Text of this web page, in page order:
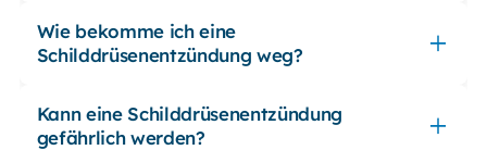
Wie bekomme ich eine
Schilddrüsenentzündung weg?
Kann eine Schilddrüsenentzündung
gefährlich werden?